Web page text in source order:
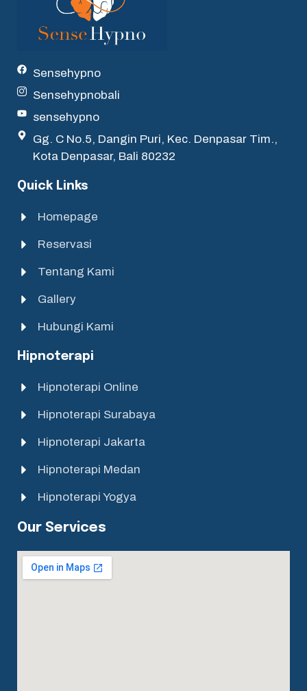
Sensehypno
Sensehypnobali
sensehypno
Gg. C No.5, Dangin Puri, Kec. Denpasar Tim.,
Kota Denpasar, Bali 80232
Quick Links
Homepage
Reservasi
Tentang Kami
Gallery
Hubungi Kami
Hipnoterapi
Hipnoterapi Online
Hipnoterapi Surabaya
Hipnoterapi Jakarta
Hipnoterapi Medan
Hipnoterapi Yogya
Our Services